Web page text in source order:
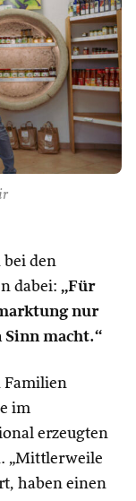
den
dabei: „Für
nur
macht.“
Familien
im
erzeugten
„Mittlerweile
haben einen